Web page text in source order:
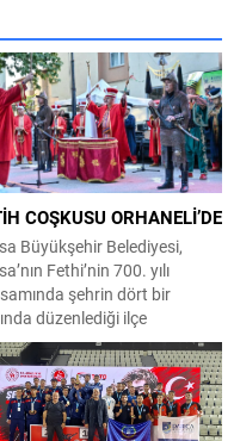
COŞKUSU ORHANELİ’DE
Büyükşehir Belediyesi,
Fethi’nin 700. yılı
şehrin dört bir
düzenlediği ilçe
bu kez Orhaneli’ye
Büyükşehir Belediyesi
Sanat ve Sosyal İşler
Başkanlığı tarafından